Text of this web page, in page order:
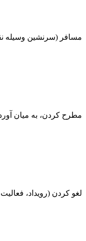
مسافر (سرنشین وسیله
مطرح کردن، به میان
لغو کردن (رویداد،